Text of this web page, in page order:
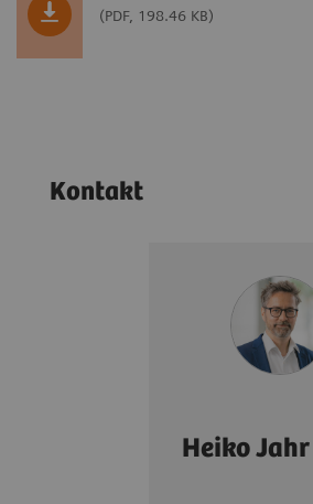
(PDF, 198.46 KB)
Kontakt
Heiko Jahr